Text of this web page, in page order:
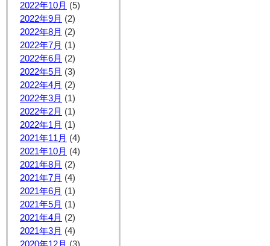
2022年10月 (5)
2022年9月 (2)
2022年8月 (2)
2022年7月 (1)
2022年6月 (2)
2022年5月 (3)
2022年4月 (2)
2022年3月 (1)
2022年2月 (1)
2022年1月 (1)
2021年11月 (4)
2021年10月 (4)
2021年8月 (2)
2021年7月 (4)
2021年6月 (1)
2021年5月 (1)
2021年4月 (2)
2021年3月 (4)